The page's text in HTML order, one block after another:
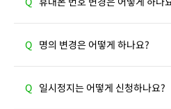
Q 명의 변경은 어떻게 하나요?
Q 일시정지는 어떻게 신청하나요?